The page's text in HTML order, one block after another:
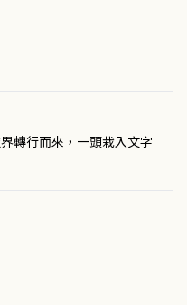
轉行而來，一頭栽入文字